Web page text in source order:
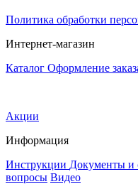
Политика обработки
Интернет-магазин
Каталог Оформление
Акции
Информация
Инструкции Документы и
вопросы Видео